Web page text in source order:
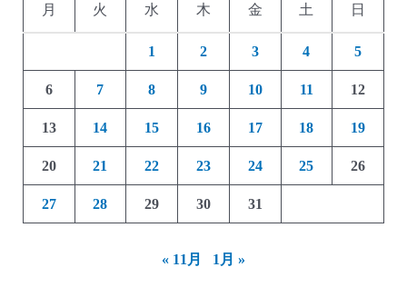
月 火 水 木 金 土 日
1 2 3 4 5
6 7 8 9 10 11 12
13 14 15 16 17 18 19
20 21 22 23 24 25 26
27 28 29 30 31
« 11月 1月 »